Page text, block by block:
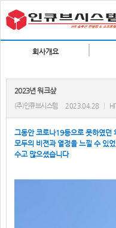
회사개요
2023년 워크샾
(주)인큐브시스템 2023.04.28
그동안 코로나19등으로 못하였던
모두의 비젼과 열정을 느낄 수 있
수고 많으셨습니다